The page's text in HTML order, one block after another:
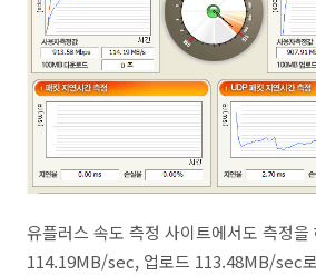
유플러스 속도 측정 사이트에서도 측정
114.19MB/sec, 업로드 113.48MB/sec